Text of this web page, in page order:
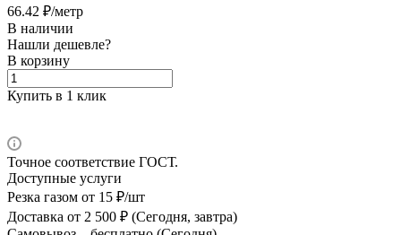
66.42 ₽/метр
В наличии
Нашли дешевле?
В корзину
Купить в 1 клик
Точное соответствие ГОСТ.
Доступные услуги
Резка газом от 15 ₽/шт
Доставка от 2 500 ₽ (Сегодня, завтра)